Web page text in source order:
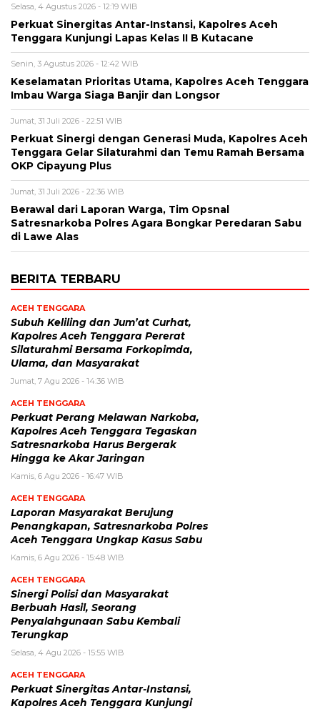
Selasa, 4 Agustus 2026 - 12:19 WIB
Perkuat Sinergitas Antar-Instansi, Kapolres Aceh
Tenggara Kunjungi Lapas Kelas II B Kutacane
Senin, 3 Agustus 2026 - 12:42 WIB
Keselamatan Prioritas Utama, Kapolres Aceh Tenggara
Imbau Warga Siaga Banjir dan Longsor
Jumat, 31 Juli 2026 - 22:51 WIB
Perkuat Sinergi dengan Generasi Muda, Kapolres Aceh
Tenggara Gelar Silaturahmi dan Temu Ramah Bersama
OKP Cipayung Plus
Jumat, 31 Juli 2026 - 22:36 WIB
Berawal dari Laporan Warga, Tim Opsnal
Satresnarkoba Polres Agara Bongkar Peredaran Sabu
di Lawe Alas
BERITA TERBARU
ACEH TENGGARA
Subuh Keliling dan Jum’at Curhat,
Kapolres Aceh Tenggara Pererat
Silaturahmi Bersama Forkopimda,
Ulama, dan Masyarakat
Jumat, 7 Agu 2026 - 14:36 WIB
ACEH TENGGARA
Perkuat Perang Melawan Narkoba,
Kapolres Aceh Tenggara Tegaskan
Satresnarkoba Harus Bergerak
Hingga ke Akar Jaringan
Kamis, 6 Agu 2026 - 16:47 WIB
ACEH TENGGARA
Laporan Masyarakat Berujung
Penangkapan, Satresnarkoba Polres
Aceh Tenggara Ungkap Kasus Sabu
Kamis, 6 Agu 2026 - 15:48 WIB
ACEH TENGGARA
Sinergi Polisi dan Masyarakat
Berbuah Hasil, Seorang
Penyalahgunaan Sabu Kembali
Terungkap
Selasa, 4 Agu 2026 - 15:55 WIB
ACEH TENGGARA
Perkuat Sinergitas Antar-Instansi,
Kapolres Aceh Tenggara Kunjungi